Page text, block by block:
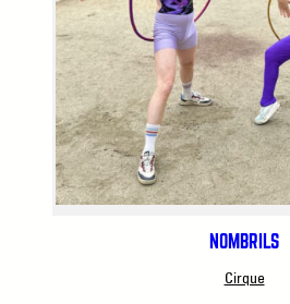
NOMBRILS
Cirque